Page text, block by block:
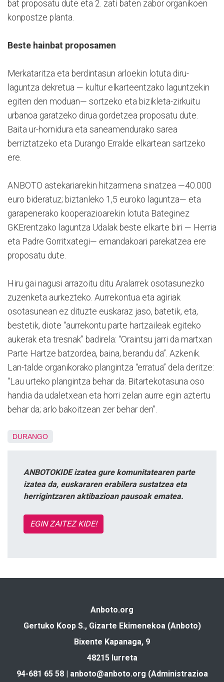
bat proposatu dute eta 2. zati baten zabor organikoen
konpostze planta.
Beste hainbat proposamen
Merkataritza eta berdintasun arloekin lotuta diru-
laguntza dekretua — kultur elkarteentzako laguntzekin
egiten den moduan— sortzeko eta bizikleta-zirkuitu
urbanoa garatzeko dirua gordetzea proposatu dute.
Baita ur-hornidura eta saneamendurako sarea
berriztatzeko eta Durango Erralde elkartean sartzeko
ere.
ANBOTO astekariarekin hitzarmena sinatzea —40.000
euro bideratuz; biztanleko 1,5 euroko laguntza— eta
garapenerako kooperazioarekin lotuta Bateginez
GKErentzako laguntza Udalak beste elkarte biri — Herria
eta Padre Gorritxategi— emandakoari parekatzea ere
proposatu dute.
Hiru gai nagusi arrazoitu ditu Aralarrek osotasunezko
zuzenketa aurkezteko. Aurrekontua eta agiriak
osotasunean ez dituzte euskaraz jaso, batetik, eta,
bestetik, diote “aurrekontu parte hartzaileak egiteko
aukerak eta tresnak” badirela: “Oraintsu jarri da martxan
Parte Hartze batzordea, baina, berandu da”. Azkenik.
Lan-talde organikorako plangintza “erratua” dela deritze:
“Lau urteko plangintza behar da. Bitartekotasuna oso
handia da udaletxean eta horri zelan aurre egin aztertu
behar da; arlo bakoitzean zer behar den”.
DURANGO
ANBOTOKIDE izatea gure komunitatearen parte
izatea da, euskararen erabilera sustatzea eta
herrigintzaren aktibazioan pausoak ematea.
EGIN ZAITEZ KIDE!
Anboto.org
Gertuko Koop S., Gizarte Ekimenekoa (Anboto)
Bixente Kapanaga, 9
48215 Iurreta
94-681 65 58 | anboto@anboto.org (Administrazioa